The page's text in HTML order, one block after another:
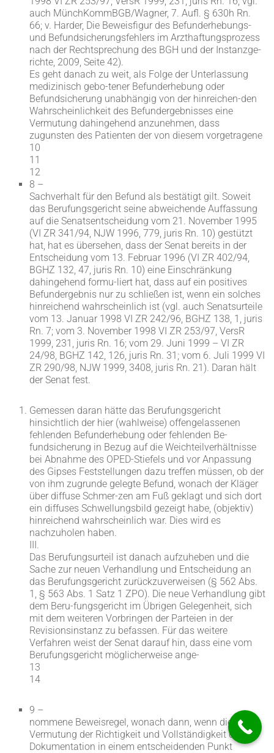
auch MünchKommBGB/Wagner, 7. Aufl. § 630h Rn.
66; v. Harder, Die Beweisfigur des Befunderhebungs-
und Befundsicherungsfehlers im Arzthaftungsprozess
nach der Rechtsprechung des BGH und der Instanzge-
richte, 2009, Seite 42).
Es geht danach zu weit, als Folge der Unterlassung
medizinisch gebo-tener Befunderhebung oder
Befundsicherung unabhängig von der hinreichen-den
Wahrscheinlichkeit des Befundergebnisses eine
Vermutung dahingehend anzunehmen, dass
zugunsten des Patienten der von diesem vorgetragene
10
11
12
8 –
Sachverhalt für den Befund als bestätigt gilt. Soweit
das Berufungsgericht seine abweichende Auffassung
auf die Senatsentscheidung vom 21. November 1995
(VI ZR 341/94, NJW 1996, 779, juris Rn. 10) gestützt
hat, hat es übersehen, dass der Senat bereits in der
Entscheidung vom 13. Februar 1996 (VI ZR 402/94,
BGHZ 132, 47, juris Rn. 10) eine Einschränkung
dahingehend formu-liert hat, dass auf ein positives
Befundergebnis nur zu schließen ist, wenn ein solches
hinreichend wahrscheinlich ist (vgl. auch Senatsurteile
vom 13. Januar 1998 VI ZR 242/96, BGHZ 138, 1, juris
Rn. 7; vom 3. November 1998 VI ZR 253/97, VersR
1999, 231, juris Rn. 16; vom 29. Juni 1999 – VI ZR
24/98, BGHZ 142, 126, juris Rn. 31; vom 6. Juli 1999 VI
ZR 290/98, NJW 1999, 3408, juris Rn. 21). Daran hält
der Senat fest.
Gemessen daran hätte das Berufungsgericht
hinsichtlich der hier (wahlweise) offengelassenen
fehlenden Befunderhebung oder fehlenden Be-
fundsicherung in Bezug auf die Weichteilverhältnisse
bei Abnahme des OPED-Stiefels und vor Anpassung
des Gipses Feststellungen dazu treffen müssen, ob der
von ihm zugrunde gelegte Befund, wonach der Kläger
über diffuse Schmer-zen am Fuß geklagt und sich dort
ein diffuses Schwellungsbild gezeigt habe, (objektiv)
hinreichend wahrscheinlich war. Dies wird es
nachzuholen haben.
III.
Das Berufungsurteil ist danach aufzuheben und die
Sache zur neuen Verhandlung und Entscheidung an
das Berufungsgericht zurückzuverweisen (§ 562 Abs.
1, § 563 Abs. 1 Satz 1 ZPO). Die neue Verhandlung gibt
dem Beru-fungsgericht im Übrigen Gelegenheit, sich
mit dem weiteren Vorbringen der Parteien in der
Revisionsinstanz zu befassen. Für das weitere
Verfahren weist der Senat darauf hin, dass eine vom
Berufungsgericht möglicherweise ange-
13
14
9 –
nommene Beweisregel, wonach dann, wenn die
Vermutung der Richtigkeit und Vollständigkeit der
Dokumentation in einem entscheidenden Punkt